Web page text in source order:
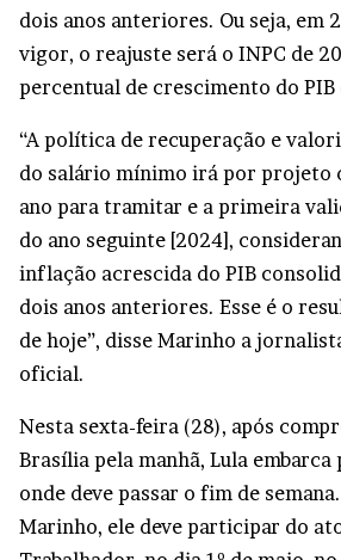
dois anos anteriores. Ou seja, em
vigor, o reajuste será o INPC de
percentual de crescimento do PIB
“A política de recuperação e
do salário mínimo irá por projeto
ano para tramitar e a primeira
do ano seguinte [2024],
inflação acrescida do PIB
dois anos anteriores. Esse é o
de hoje”, disse Marinho a
oficial.
Nesta sexta-feira (28), após
Brasília pela manhã, Lula embarca
onde deve passar o fim de
Marinho, ele deve participar do